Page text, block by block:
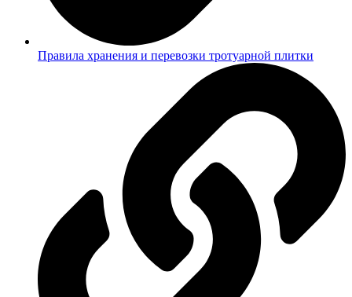
Правила хранения и перевозки тротуарной плитки